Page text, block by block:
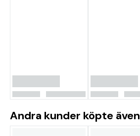
Andra kunder köpte även